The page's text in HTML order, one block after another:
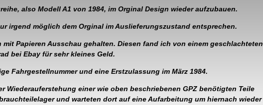
also Modell A1 von 1984, im Orginal Design wieder aufzubauen.
irgend möglich dem Orginal im Auslieferungszustand entsprechen.
Papieren Ausschau gehalten. Diesen fand ich von einem geschlachteten
bei Ebay für sehr kleines Geld.
Fahrgestellnummer und eine Erstzulassung im März 1984.
Wiederauferstehung einer wie oben beschriebenen GPZ benötigten Teile
und warteten dort auf eine Aufarbeitung um hiernach wieder